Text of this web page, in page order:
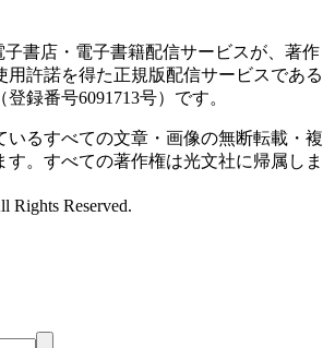
書店・電子書籍配信サービスが、著作
用許諾を得た正規版配信サービスである
録番号6091713号）です。
いるすべての文章・画像の無断転載・複
す。すべての著作権は光文社に帰属しま
Rights Reserved.